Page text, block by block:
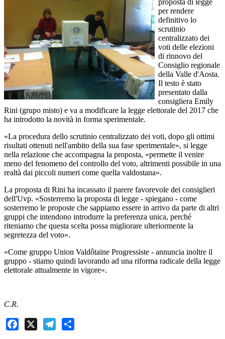
proposta di legge
per rendere
definitivo lo
scrutinio
centralizzato dei
voti delle elezioni
di rinnovo del
Consiglio regionale
della Valle d'Aosta.
Il testo è stato
presentato dalla
consigliera Emily
Rini (grupo misto) e va a modificare la legge elettorale del 2017 che
ha introdotto la novità in forma sperimentale.
«La procedura dello scrutinio centralizzato dei voti, dopo gli ottimi
risultati ottenuti nell'ambito della sua fase sperimentale», si legge
nella relazione che accompagna la proposta, «permette il venire
meno del fenomeno del controllo del voto, altrimenti possibile in una
realtà dai piccoli numeri come quella valdostana».
La proposta di Rini ha incassato il parere favorevole dei consiglieri
dell'Uvp. «Sosterremo la proposta di legge - spiegano - come
sosterremo le proposte che sappiamo essere in arrivo da parte di altri
gruppi che intendono introdurre la preferenza unica, perché
riteniamo che questa scelta possa migliorare ulteriormente la
segretezza del voto».
«Come gruppo Union Valdôtaine Progressiste - annuncia inoltre il
gruppo - stiamo quindi lavorando ad una riforma radicale della legge
elettorale attualmente in vigore».
C.R.